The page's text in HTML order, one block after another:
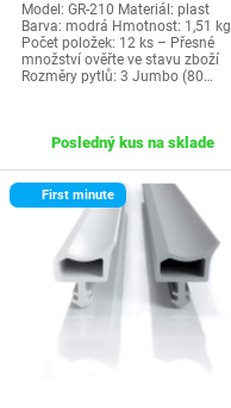
Model: GR-210 Materiál: plast
Barva: modrá Hmotnost: 1,51 kg
Počet položek: 12 ks – Přesné
množství ověřte ve stavu zboží
Rozměry pytlů: 3 Jumbo (80…
Posledný kus na sklade
First minute